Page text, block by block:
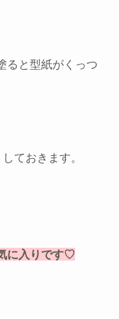
ると型紙がくっつ
ておきます。
に入りです♡